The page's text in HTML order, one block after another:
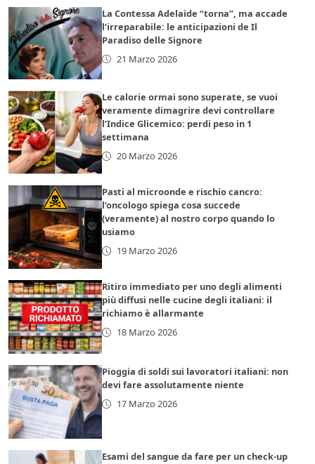
La Contessa Adelaide “torna”, ma accade
l’irreparabile: le anticipazioni de Il
Paradiso delle Signore
21 Marzo 2026
Le calorie ormai sono superate, se vuoi
veramente dimagrire devi controllare
l’Indice Glicemico: perdi peso in 1
settimana
20 Marzo 2026
Pasti al microonde e rischio cancro:
l’oncologo spiega cosa succede
(veramente) al nostro corpo quando lo
usiamo
19 Marzo 2026
Ritiro immediato per uno degli alimenti
più diffusi nelle cucine degli italiani: il
richiamo è allarmante
18 Marzo 2026
Pioggia di soldi sui lavoratori italiani: non
devi fare assolutamente niente
17 Marzo 2026
Esami del sangue da fare per un check-up